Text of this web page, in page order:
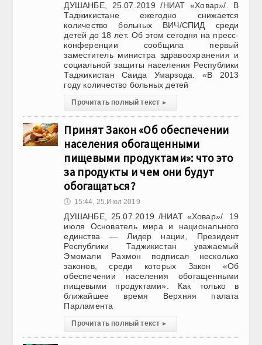
ДУШАНБЕ, 25.07.2019 /НИАТ «Ховар»/. В
Таджикистане ежегодно снижается
количество больных ВИЧ/СПИД среди
детей до 18 лет. Об этом сегодня на пресс-
конференции сообщила первый
заместитель министра здравоохранения и
социальной защиты населения Республики
Таджикистан Саида Умарзода. «В 2013
году количество больных детей
Прочитать полный текст ▸
Принят Закон «Об обеспечении
населения обогащенными
пищевыми продуктами»: что это
за продукты и чем они будут
обогащаться?
🕔 15:44, 25.Июл 2019
ДУШАНБЕ, 25.07.2019 /НИАТ «Ховар»/. 19
июля Основатель мира и национального
единства — Лидер нации, Президент
Республики Таджикистан уважаемый
Эмомали Рахмон подписал несколько
законов, среди которых Закон «Об
обеспечении населения обогащенными
пищевыми продуктами». Как только в
ближайшее время Верхняя палата
Парламента
Прочитать полный текст ▸